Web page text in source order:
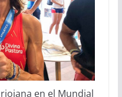
en el Mundial